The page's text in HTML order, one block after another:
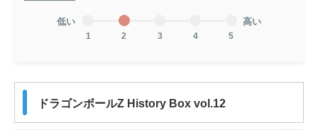
低い
1 2 3 4 5
高い
ドラゴンボールZ History Box vol.12